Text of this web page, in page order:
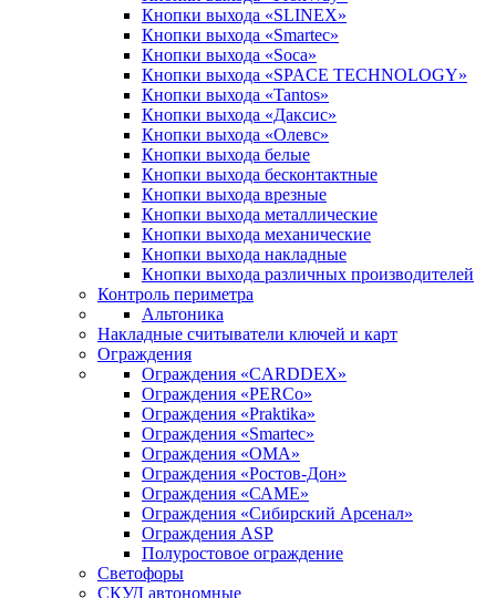
Кнопки выхода «SLINEX»
Кнопки выхода «Smartec»
Кнопки выхода «Soca»
Кнопки выхода «SPACE TECHNOLOGY»
Кнопки выхода «Tantos»
Кнопки выхода «Даксис»
Кнопки выхода «Олевс»
Кнопки выхода белые
Кнопки выхода бесконтактные
Кнопки выхода врезные
Кнопки выхода металлические
Кнопки выхода механические
Кнопки выхода накладные
Кнопки выхода различных производителей
Контроль периметра
Альтоника
Накладные считыватели ключей и карт
Ограждения
Ограждения «CARDDEX»
Ограждения «PERCo»
Ограждения «Praktika»
Ограждения «Smartec»
Ограждения «ОМА»
Ограждения «Ростов-Дон»
Ограждения «САМЕ»
Ограждения «Сибирский Арсенал»
Ограждения ASP
Полуростовое ограждение
Светофоры
СКУД автономные